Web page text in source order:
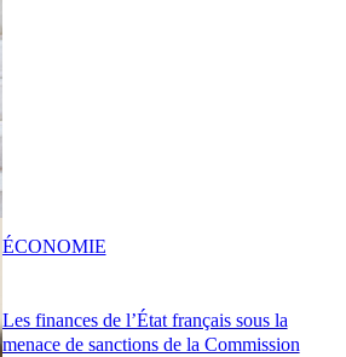
Les finances de l’État français sous la
menace de sanctions de la Commission
ÉCONOMIE